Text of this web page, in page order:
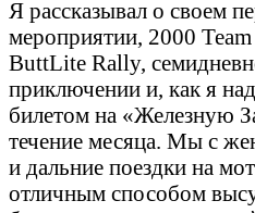
Я рассказывал о своем
мероприятии, 2000
ButtLite Rally,
приключении и, как я
билетом на «Железную
течение месяца. Мы с
и дальние поездки на
отличным способом